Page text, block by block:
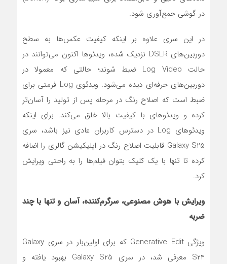
در گوشی جمع‌آوری شود.
در این سری علاوه بر اینکه کیفیت عکس‌ها به سطح
دوربین‌های DSLR نزدیک شده، ویدئوها اکنون می‌توانند در
حالت Log Video ضبط شوند؛ حالتی که معمولا در
دوربین‌های حرفه‌ای دیده می‌شود. ویدئوی Log فرمتی برای
ضبط است که اصلاح رنگ در مرحله پس‌ از تولید را آسان‌تر
کرده و ویدئوهای با کیفیت بالا خلق می‌کند. برای اینکه
ویدئوهای Log در دسترس کاربران عادی نیز باشد، سری
Galaxy S25 قابلیت اصلاح رنگ در اپلیکیشن گالری را اضافه
کرده تا تنها با یک کلیک بتوان فیلم‌ها را به راحتی ویرایش
کرد.
ویرایش با هوش مصنوعی، سرگرم‌کننده، آسان و تنها با چند
ضربه
ویژگی Generative Edit که برای اولین‌بار در سری Galaxy
S24 معرفی شد، در سری Galaxy S25 بهبود یافته و